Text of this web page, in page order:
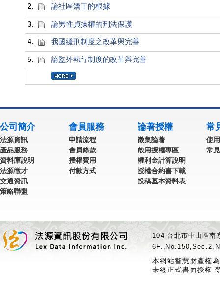
2. 論社區矯正的根據
3. 論男性貞操權的刑法保護
4. 我國緩刑制度之改革與完善
5. 論監外執行制度的改革與完善
公司簡介
法源資訊
產品服務
資料庫說明
法源徵才
交通資訊
策略聯盟
會員服務
申請流程
會員條款
授權費用
付款方式
論著授權
徵集論著
啟用授權專區
權利金計算說明
授權合約書下載
投稿基本資料表
常
使
常
104 台北市中山區
本網站智慧財產權
未經正式書面授權